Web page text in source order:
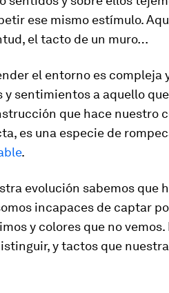
ese mismo estímulo.
el tacto de un muro…
el entorno es compleja
sentimientos a aquello
que hace nuestro
es una especie de
.
evolución sabemos que
incapaces de captar
y colores que no vemos.
y tactos que